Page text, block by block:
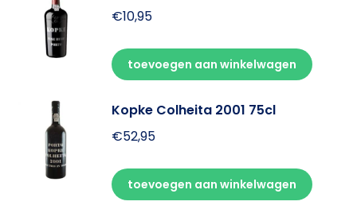
€10,95
toevoegen aan winkelwagen
Kopke Colheita 2001 75cl
€52,95
toevoegen aan winkelwagen